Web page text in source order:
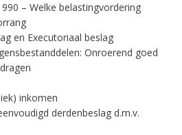
– Welke belastingvordering
en Executoriaal beslag
Onroerend goed
inkomen
derdenbeslag d.m.v.